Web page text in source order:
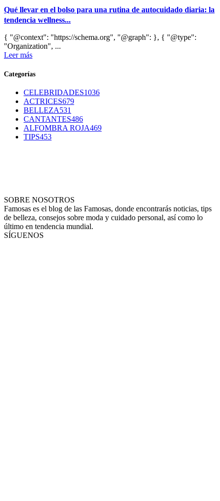
Qué llevar en el bolso para una rutina de autocuidado diaria: la
tendencia wellness...
{ "@context": "https://schema.org", "@graph": }, { "@type":
"Organization", ...
Leer más
Categorías
CELEBRIDADES1036
ACTRICES679
BELLEZA531
CANTANTES486
ALFOMBRA ROJA469
TIPS453
SOBRE NOSOTROS
Famosas es el blog de las Famosas, donde encontrarás noticias, tips
de belleza, consejos sobre moda y cuidado personal, así como lo
último en tendencia mundial.
SÍGUENOS